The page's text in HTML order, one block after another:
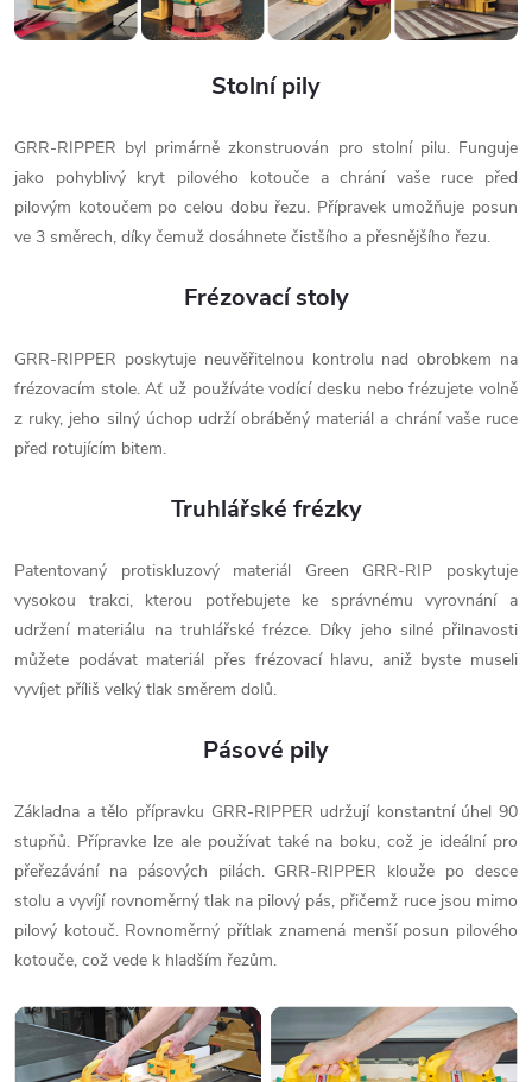
Stolní pily
GRR-RIPPER byl primárně zkonstruován pro stolní pilu. Funguje
jako pohyblivý kryt pilového kotouče a chrání vaše ruce před
pilovým kotoučem po celou dobu řezu. Přípravek umožňuje posun
ve 3 směrech, díky čemuž dosáhnete čistšího a přesnějšího řezu.
Frézovací stoly
GRR-RIPPER poskytuje neuvěřitelnou kontrolu nad obrobkem na
frézovacím stole. Ať už používáte vodící desku nebo frézujete volně
z ruky, jeho silný úchop udrží obráběný materiál a chrání vaše ruce
před rotujícím bitem.
Truhlářské frézky
Patentovaný protiskluzový materiál Green GRR-RIP poskytuje
vysokou trakci, kterou potřebujete ke správnému vyrovnání a
udržení materiálu na truhlářské frézce. Díky jeho silné přilnavosti
můžete podávat materiál přes frézovací hlavu, aniž byste museli
vyvíjet příliš velký tlak směrem dolů.
Pásové pily
Základna a tělo přípravku GRR-RIPPER udržují konstantní úhel 90
stupňů. Přípravke lze ale používat také na boku, což je ideální pro
přeřezávání na pásových pilách. GRR-RIPPER klouže po desce
stolu a vyvíjí rovnoměrný tlak na pilový pás, přičemž ruce jsou mimo
pilový kotouč. Rovnoměrný přítlak znamená menší posun pilového
kotouče, což vede k hladším řezům.